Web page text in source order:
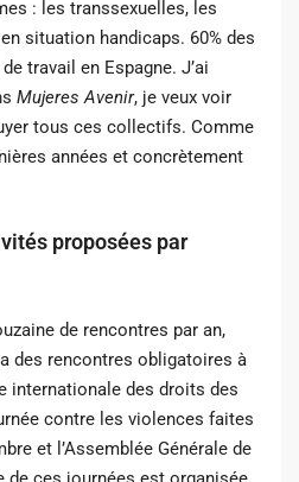
: les transsexuelles, les
situation handicaps. 60% des
de travail en Espagne. J’ai
Mujeres Avenir, je veux voir
tous ces collectifs. Comme
années et concrètement
proposées par
de rencontres par an,
des rencontres obligatoires à
internationale des droits des
contre les violences faites
et l’Assemblée Générale de